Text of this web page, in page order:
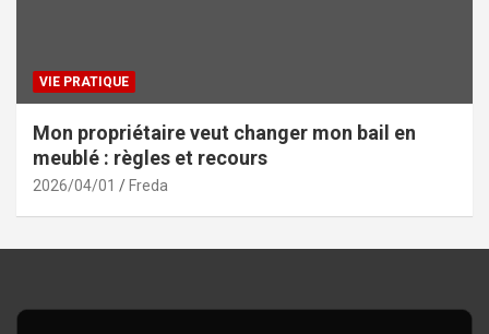
VIE PRATIQUE
Mon propriétaire veut changer mon bail en
meublé : règles et recours
2026/04/01 Freda